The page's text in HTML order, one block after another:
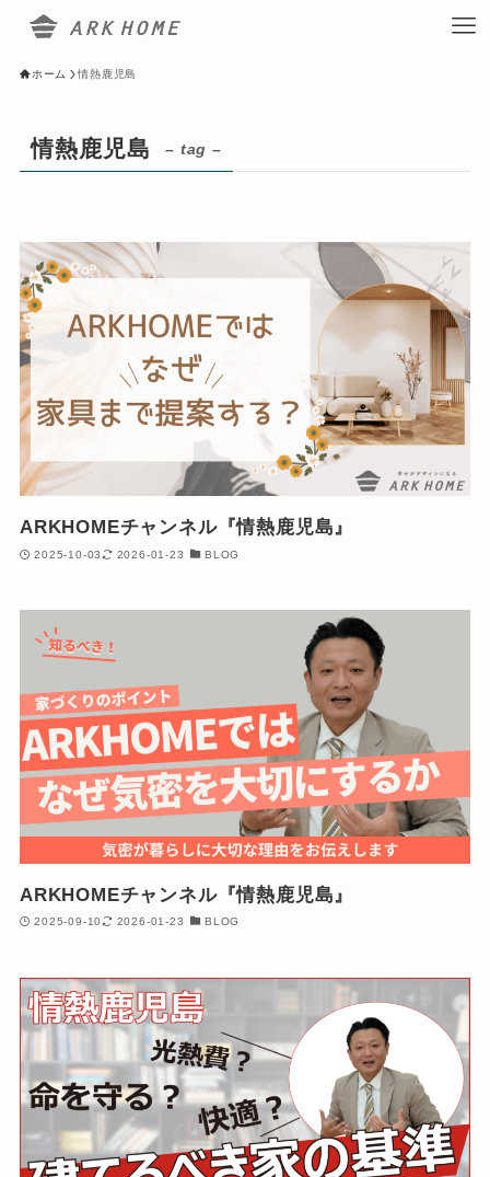
ホーム 情熱鹿児島
情熱鹿児島 – tag –
ARKHOMEチャンネル『情熱鹿児島』
2025-10-03 2026-01-23 BLOG
ARKHOMEチャンネル『情熱鹿児島』
2025-09-10 2026-01-23 BLOG